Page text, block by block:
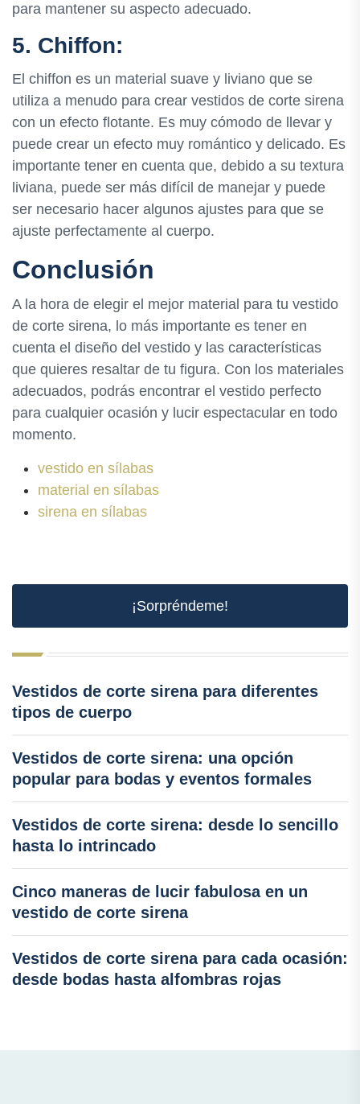
para mantener su aspecto adecuado.
5. Chiffon:
El chiffon es un material suave y liviano que se
utiliza a menudo para crear vestidos de corte sirena
con un efecto flotante. Es muy cómodo de llevar y
puede crear un efecto muy romántico y delicado. Es
importante tener en cuenta que, debido a su textura
liviana, puede ser más difícil de manejar y puede
ser necesario hacer algunos ajustes para que se
ajuste perfectamente al cuerpo.
Conclusión
A la hora de elegir el mejor material para tu vestido
de corte sirena, lo más importante es tener en
cuenta el diseño del vestido y las características
que quieres resaltar de tu figura. Con los materiales
adecuados, podrás encontrar el vestido perfecto
para cualquier ocasión y lucir espectacular en todo
momento.
vestido en sílabas
material en sílabas
sirena en sílabas
¡Sorpréndeme!
Vestidos de corte sirena para diferentes
tipos de cuerpo
Vestidos de corte sirena: una opción
popular para bodas y eventos formales
Vestidos de corte sirena: desde lo sencillo
hasta lo intrincado
Cinco maneras de lucir fabulosa en un
vestido de corte sirena
Vestidos de corte sirena para cada ocasión:
desde bodas hasta alfombras rojas